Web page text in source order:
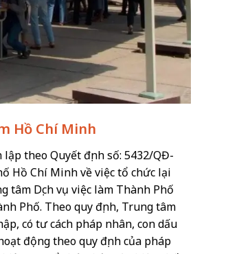
Hồ Chí Minh
theo Quyết định số: 5432/QĐ-
Hồ Chí Minh về việc tổ chức lại
Dịch vụ việc làm Thành Phố
Phố. Theo quy định, Trung tâm
có tư cách pháp nhân, con dấu
động theo quy định của pháp